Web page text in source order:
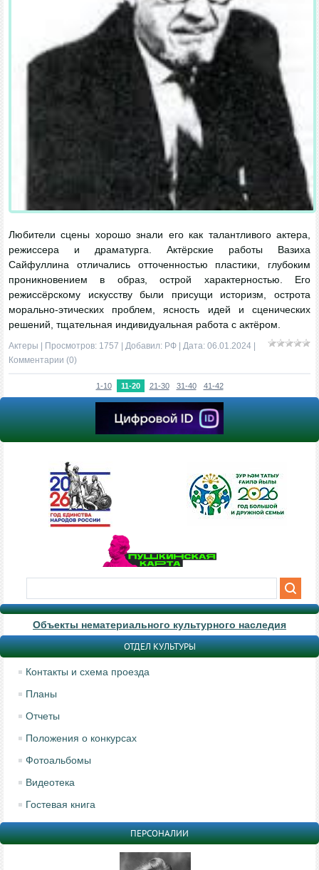
Любители сцены хорошо знали его как талантливого актера,
режиссера и драматурга. Актёрские работы Вазиха
Сайфуллина отличались отточенностью пластики, глубоким
проникновением в образ, острой характерностью. Его
режиссёрскому искусству были присущи историзм, острота
морально-этических проблем, ясность идей и сценических
решений, тщательная индивидуальная работа с актёром.
Актеры | Просмотров: 1757 | Добавил: РФ | Дата: 06.01.2024 |
Комментарии (0)
1-10 11-20 21-30 31-40 41-42
Объекты нематериального культурного наследия
ОТДЕЛ КУЛЬТУРЫ
Контакты и схема проезда
Планы
Отчеты
Положения о конкурсах
Фотоальбомы
Видеотека
Гостевая книга
ПЕРСОНАЛИИ